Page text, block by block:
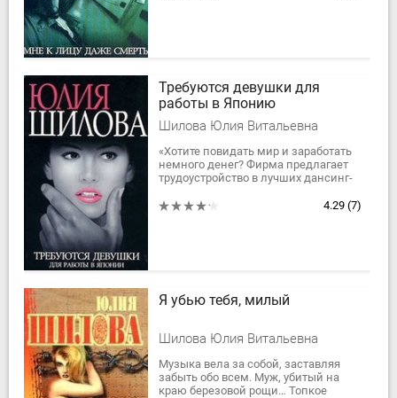
Требуются девушки для
работы в Японию
Шилова Юлия Витальевна
«Хотите повидать мир и заработать
немного денег? Фирма предлагает
трудоустройство в лучших дансинг-
такое...
4.29 (7)
Я убью тебя, милый
Шилова Юлия Витальевна
Музыка вела за собой, заставляя
забыть обо всем. Муж, убитый на
краю березовой рощи… Топкое